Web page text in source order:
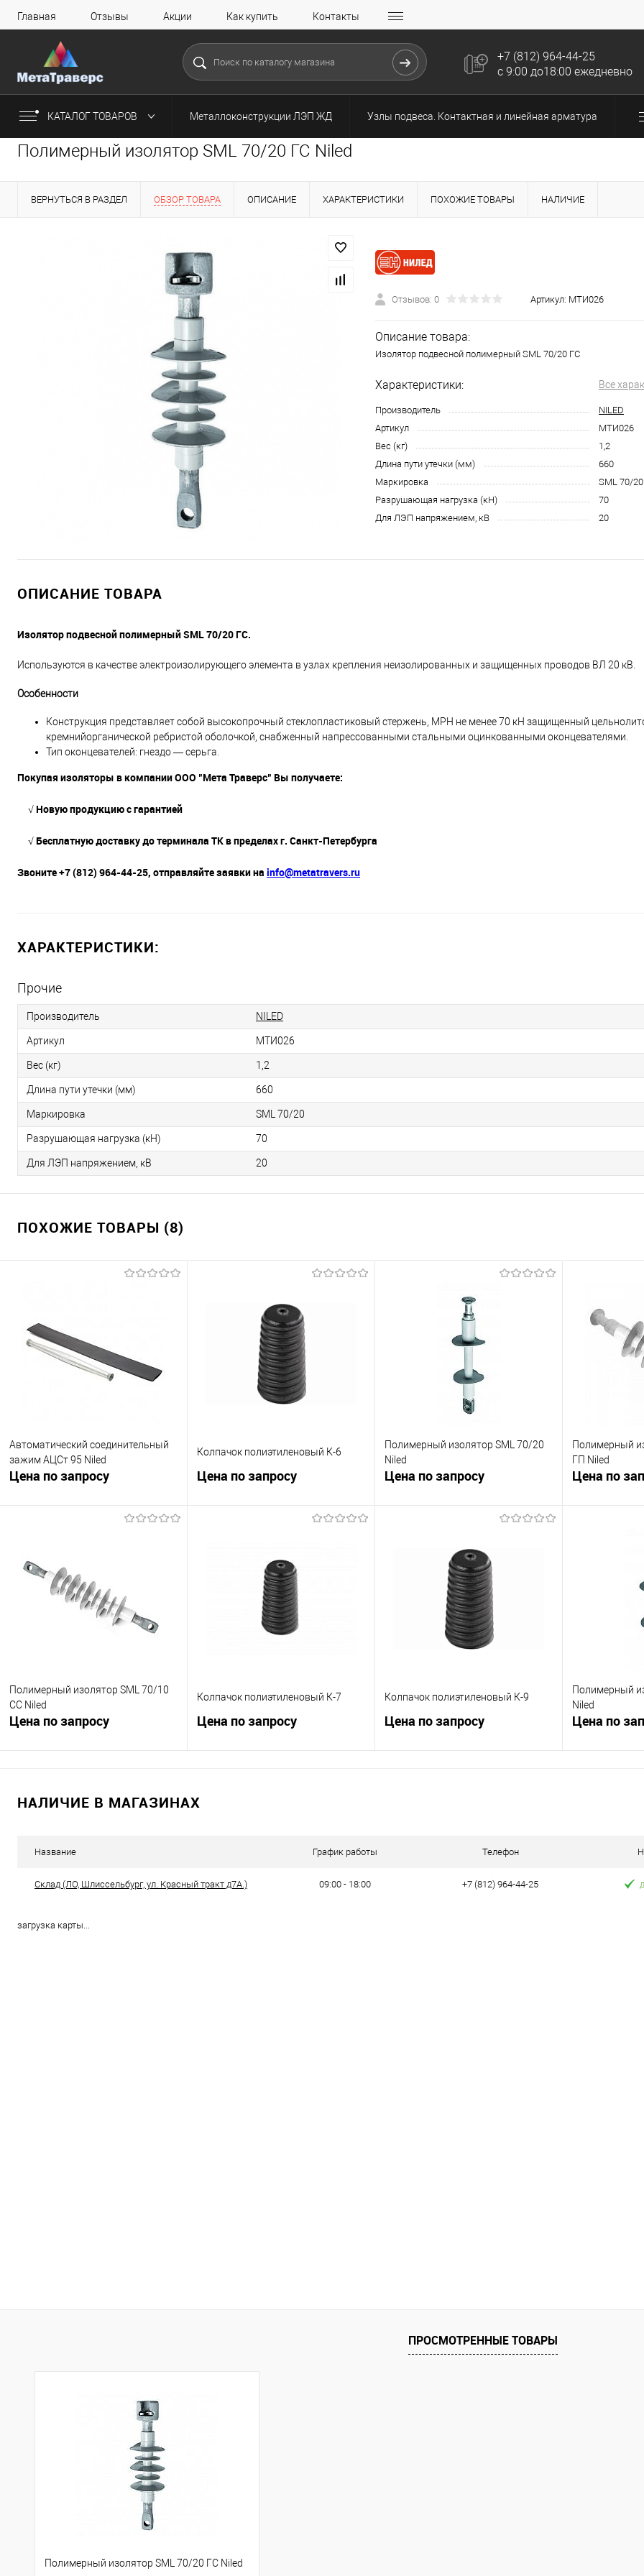
Главная Отзывы Акции Как купить Контакты
+7 (812) 964-44-25
с 9:00 до18:00 ежедневно
КАТАЛОГ ТОВАРОВ Металлоконструкции ЛЭП ЖД Узлы подвеса. Контактная и линейная арматура
Полимерный изолятор SML 70/20 ГС Niled
ВЕРНУТЬСЯ В РАЗДЕЛ ОБЗОР ТОВАРА ОПИСАНИЕ ХАРАКТЕРИСТИКИ ПОХОЖИЕ ТОВАРЫ НАЛИЧИЕ
Отзывов: 0 Артикул: МТИ026
Описание товара:
Изолятор подвесной полимерный SML 70/20 ГС
Характеристики: Все
Производитель
NILED
Артикул
МТИ026
Вес (кг)
1,2
Длина пути утечки (мм)
660
Маркировка
SML 70/20
Разрушающая нагрузка (кН)
70
Для ЛЭП напряжением, кВ
20
ОПИСАНИЕ ТОВАРА
Изолятор подвесной полимерный SML 70/20 ГС.
Используются в качестве электроизолирующего элемента в узлах крепления неизолированных и защищенных проводов ВЛ 20 кВ.
Особенности
Конструкция представляет собой высокопрочный стеклопластиковый стержень, МРН не менее 70 кН защищенный
кремнийорганической ребристой оболочкой, снабженный напрессованными стальными оцинкованными оконцевателями.
Тип оконцевателей: гнездо — серьга.
Покупая изоляторы в компании ООО "Мета Траверс" Вы получаете:
√ Новую продукцию с гарантией
√ Бесплатную доставку до терминала ТК в пределах г. Санкт-Петербурга
Звоните +7 (812) 964-44-25, отправляйте заявки на info@metatravers.ru
ХАРАКТЕРИСТИКИ:
Прочие
Производитель NILED
Артикул МТИ026
Вес (кг) 1,2
Длина пути утечки (мм) 660
Маркировка SML 70/20
Разрушающая нагрузка (кН) 70
Для ЛЭП напряжением, кВ 20
ПОХОЖИЕ ТОВАРЫ (8)
Автоматический соединительный
зажим АЦСт 95 Niled
Цена по запросу
Купить в 1 клик
В избранное
Колпачок полиэтиленовый К-6
Цена по запросу
Купить в 1 клик
В избранное
Полимерный изолятор SML 70/20
Niled
Цена по запросу
Купить в 1 клик
В избранное
Полимерный
ГП Niled
Цена по
Полимерный изолятор SML 70/10
СС Niled
Цена по запросу
Купить в 1 клик
К сравнению
Колпачок полиэтиленовый К-7
Цена по запросу
Колпачок полиэтиленовый К-9
Цена по запросу
Полимерный
Niled
Цена по
НАЛИЧИЕ В МАГАЗИНАХ
Название График работы Телефон
Склад (ЛО, Шлиссельбург, ул. Красный тракт д7А.) 09:00 - 18:00 +7 (812) 964-44-25
загрузка карты...
ПРОСМОТРЕННЫЕ ТОВАРЫ
Полимерный изолятор SML 70/20 ГС Niled